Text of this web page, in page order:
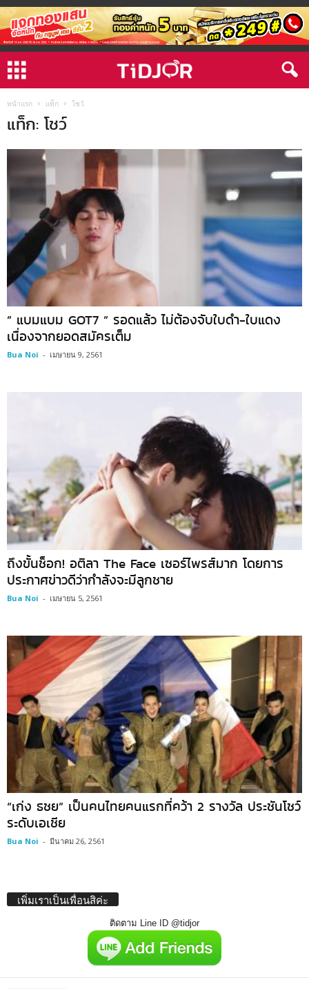
หน้าแรก แท็ก โชว์
แท็ก: โชว์
” แบมแบม GOT7 ” รอดแล้ว ไม่ต้องจับใบดำ-ใบแดง
เนื่องจากยอดสมัครเต็ม
Bua Noi - เมษายน 9, 2561
ถึงขั้นช็อก! อติลา The Face เซอร์ไพรส์มาก โดยการ
ประกาศข่าวดีว่ากำลังจะมีลูกชาย
Bua Noi - เมษายน 5, 2561
“เก่ง ธชย” เป็นคนไทยคนแรกที่คว้า 2 รางวัล ประชันโชว์
ระดับเอเชีย
Bua Noi - มีนาคม 26, 2561
เพิ่มเราเป็นเพื่อนสิค่ะ
ติดตาม Line ID @tidjor